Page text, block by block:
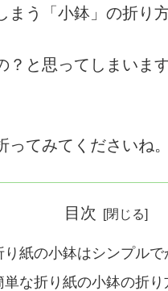
う「小鉢」の折り
？と思ってしまいま
てみてくださいね。
目次
り紙の小鉢はシンプルで
単な折り紙の小鉢の折り